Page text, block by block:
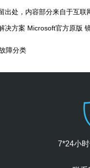
出处，内容部分来自于互联
决方案 Microsoft官方原版
障分类
7*24小